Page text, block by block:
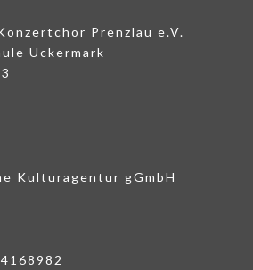
Prenzlau e.V.
Uckermark
Kulturagentur gGmbH